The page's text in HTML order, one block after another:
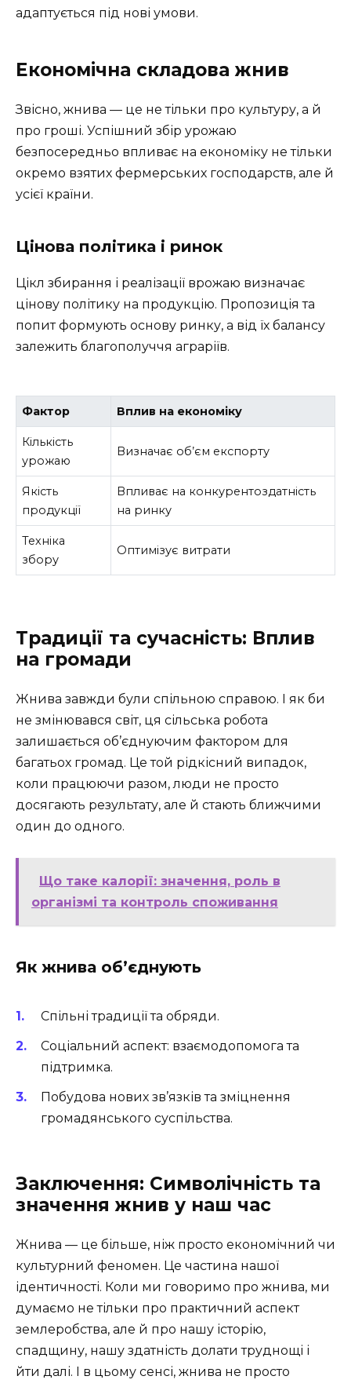
адаптується під нові умови.
Економічна складова жнив
Звісно, жнива — це не тільки про культуру, а й
про гроші. Успішний збір урожаю
безпосередньо впливає на економіку не тільки
окремо взятих фермерських господарств, але й
усієї країни.
Цінова політика і ринок
Цікл збирання і реалізації врожаю визначає
цінову політику на продукцію. Пропозиція та
попит формують основу ринку, а від їх балансу
залежить благополуччя аграріїв.
Фактор Вплив на економіку
Кількість
урожаю
Визначає об’єм експорту
Якість
продукції
Впливає на конкурентоздатність
на ринку
Техніка
збору
Оптимізує витрати
Традиції та сучасність: Вплив
на громади
Жнива завжди були спільною справою. І як би
не змінювався світ, ця сільська робота
залишається об’єднуючим фактором для
багатьох громад. Це той рідкісний випадок,
коли працюючи разом, люди не просто
досягають результату, але й стають ближчими
один до одного.
Що таке калорії: значення, роль в
організмі та контроль споживання
Як жнива об’єднують
Спільні традиції та обряди.
Соціальний аспект: взаємодопомога та
підтримка.
Побудова нових зв’язків та зміцнення
громадянського суспільства.
Заключення: Символічність та
значення жнив у наш час
Жнива — це більше, ніж просто економічний чи
культурний феномен. Це частина нашої
ідентичності. Коли ми говоримо про жнива, ми
думаємо не тільки про практичний аспект
землеробства, але й про нашу історію,
спадщину, нашу здатність долати труднощі і
йти далі. І в цьому сенсі, жнива не просто